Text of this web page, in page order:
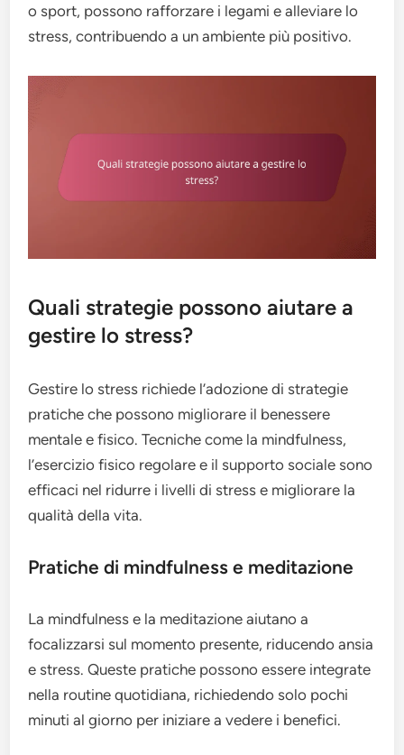
o sport, possono rafforzare i legami e alleviare lo
stress, contribuendo a un ambiente più positivo.
Quali strategie possono aiutare a
gestire lo stress?
Gestire lo stress richiede l’adozione di strategie
pratiche che possono migliorare il benessere
mentale e fisico. Tecniche come la mindfulness,
l’esercizio fisico regolare e il supporto sociale sono
efficaci nel ridurre i livelli di stress e migliorare la
qualità della vita.
Pratiche di mindfulness e meditazione
La mindfulness e la meditazione aiutano a
focalizzarsi sul momento presente, riducendo ansia
e stress. Queste pratiche possono essere integrate
nella routine quotidiana, richiedendo solo pochi
minuti al giorno per iniziare a vedere i benefici.